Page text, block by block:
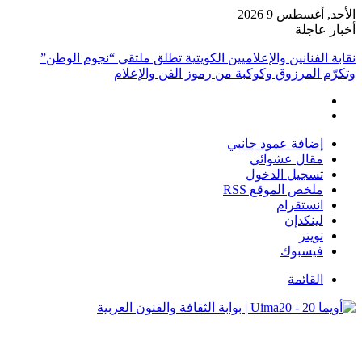
الأحد, أغسطس 9 2026
أخبار عاجلة
نقابة الفنانين والإعلاميين الكويتية تطلق ملتقى “نجوم الوطن”
وتكرّم المرزوق وكوكبة من رموز الفن والإعلام
إضافة عمود جانبي
مقال عشوائي
تسجيل الدخول
ملخص الموقع RSS
انستقرام
لينكدإن
تويتر
فيسبوك
القائمة